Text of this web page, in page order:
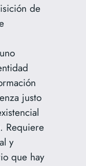
de
justo
Requiere
y
que hay